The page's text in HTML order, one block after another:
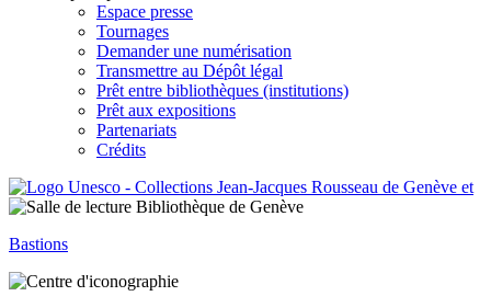
Espace presse
Tournages
Demander une numérisation
Transmettre au Dépôt légal
Prêt entre bibliothèques (institutions)
Prêt aux expositions
Partenariats
Crédits
Bastions